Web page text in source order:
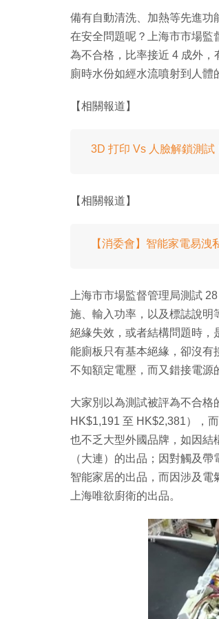
備有自動清洗、加熱等先進功
在安全問題呢？上海市市場監
為不合格，比率接近 4 成外
廁時水份如經水流噴射到人體
【相關報道】
3D 打印 Vs 人臉解鎖測試
【相關報道】
【消委會】智能家電易
上海市市場監督管理局測試
施、輸入功率，以及標誌說明
絕緣失效，或者結構問題時，
能廁板只有基本絕緣，卻沒有
不知額定電壓，而又錯接電源
大家別以為測試被評為不合格
HK$1,191 至 HK$2,381），
也不乏大型外國品牌，如因結
（大連）的出品；因對觸及
智能家居的出品，而因涉及電
上海唯欲廚衛的出品。